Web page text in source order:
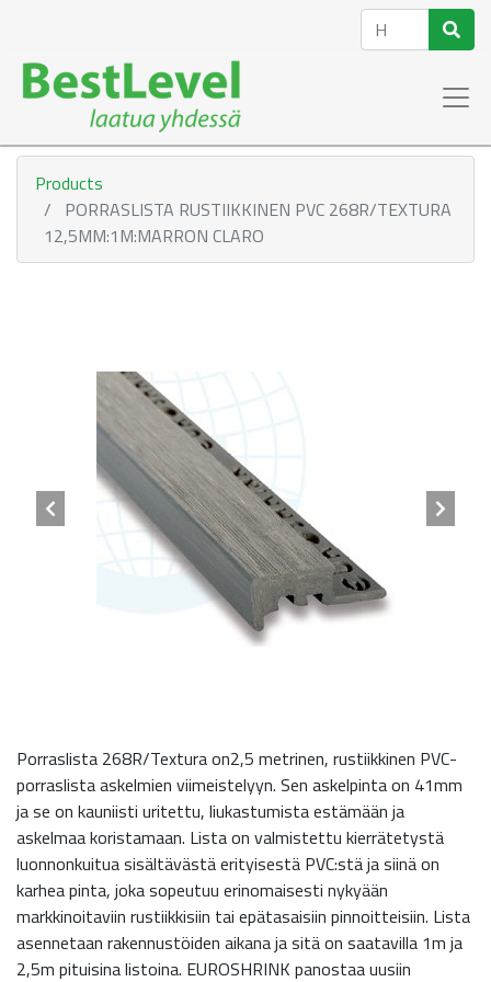
Products
PORRASLISTA RUSTIIKKINEN PVC 268R/TEXTURA
12,5MM:1M:MARRON CLARO
Porraslista 268R/Textura on2,5 metrinen, rustiikkinen PVC-
porraslista askelmien viimeistelyyn. Sen askelpinta on 41mm
ja se on kauniisti uritettu, liukastumista estämään ja
askelmaa koristamaan. Lista on valmistettu kierrätetystä
luonnonkuitua sisältävästä erityisestä PVC:stä ja siinä on
karhea pinta, joka sopeutuu erinomaisesti nykyään
markkinoitaviin rustiikkisiin tai epätasaisiin pinnoitteisiin. Lista
asennetaan rakennustöiden aikana ja sitä on saatavilla 1m ja
2,5m pituisina listoina. EUROSHRINK panostaa uusiin